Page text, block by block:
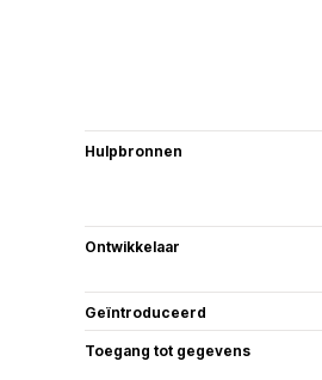
Hulpbronnen
Ontwikkelaar
Geïntroduceerd
Toegang tot gegevens